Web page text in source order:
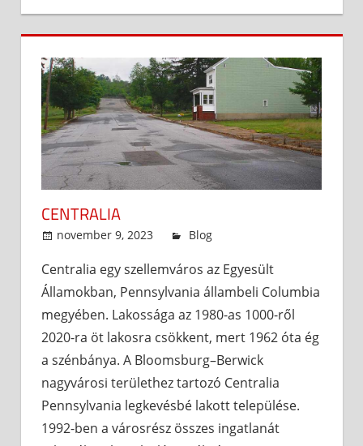
CENTRALIA
november 9, 2023 admin
Blog
Centralia egy szellemváros az Egyesült
Államokban, Pennsylvania állambeli Columbia
megyében. Lakossága az 1980-as 1000-ről
2020-ra öt lakosra csökkent, mert 1962 óta ég
a szénbánya. A Bloomsburg–Berwick
nagyvárosi területhez tartozó Centralia
Pennsylvania legkevésbé lakott települése.
1992-ben a városrész összes ingatlanát